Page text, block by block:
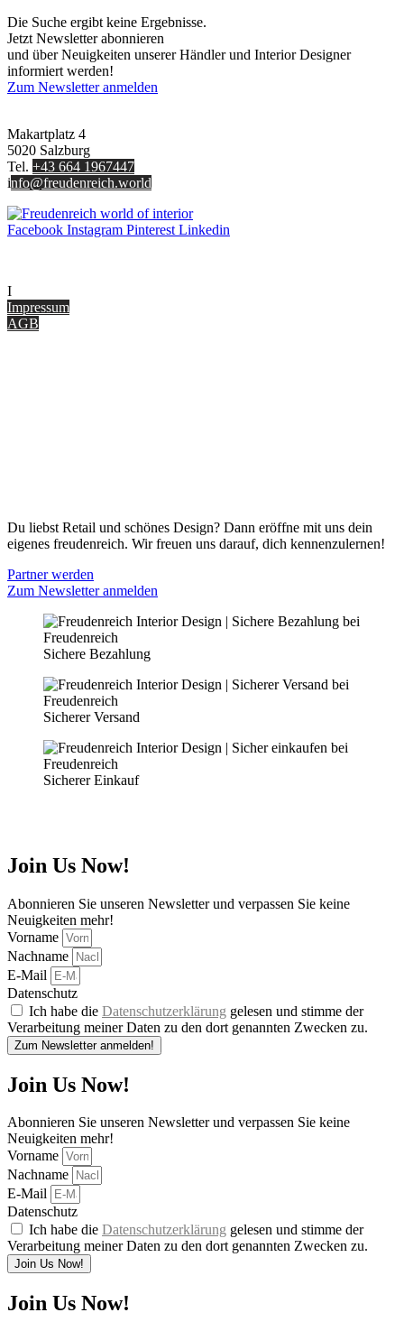
Die Suche ergibt keine Ergebnisse.
Jetzt Newsletter abonnieren
und über Neuigkeiten unserer Händler und Interior Designer
informiert werden!
Zum Newsletter anmelden
Makartplatz 4
5020 Salzburg
Tel. +43 664 1967447
info@freudenreich.world
Facebook Instagram Pinterest Linkedin
I
Impressum
AGB
Du liebst Retail und schönes Design? Dann eröffne mit uns dein
eigenes freudenreich. Wir freuen uns darauf, dich kennenzulernen!
Partner werden
Zum Newsletter anmelden
Sichere Bezahlung
Sicherer Versand
Sicherer Einkauf
Join Us Now!
Abonnieren Sie unseren Newsletter und verpassen Sie keine
Neuigkeiten mehr!
Vorname
Nachname
E-Mail
Datenschutz
Ich habe die Datenschutzerklärung gelesen und stimme der
Verarbeitung meiner Daten zu den dort genannten Zwecken zu.
Zum Newsletter anmelden!
Join Us Now!
Abonnieren Sie unseren Newsletter und verpassen Sie keine
Neuigkeiten mehr!
Vorname
Nachname
E-Mail
Datenschutz
Ich habe die Datenschutzerklärung gelesen und stimme der
Verarbeitung meiner Daten zu den dort genannten Zwecken zu.
Join Us Now!
Join Us Now!